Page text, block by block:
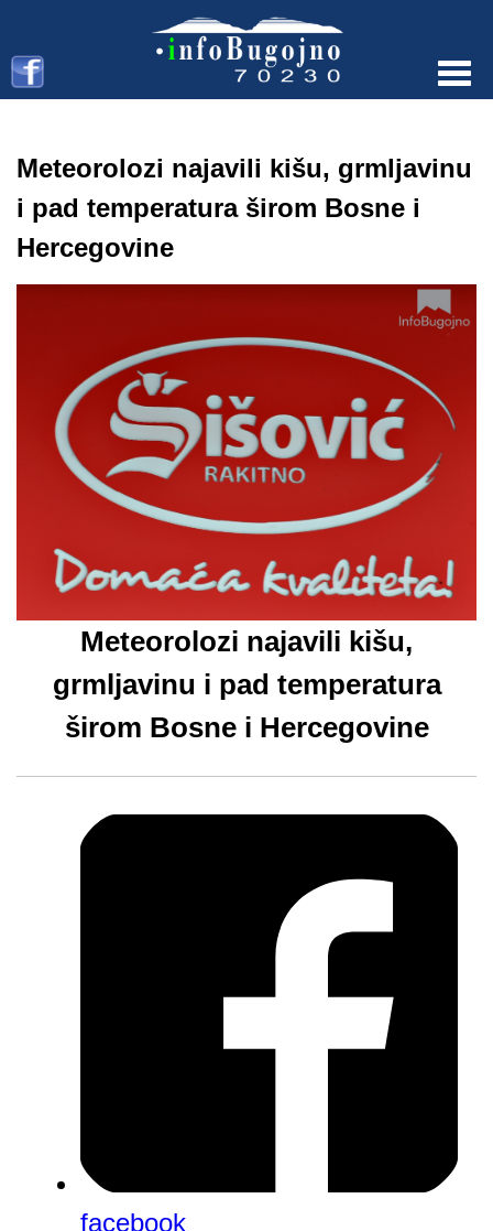
Meteorolozi najavili kišu, grmljavinu
i pad temperatura širom Bosne i
Hercegovine
Meteorolozi najavili kišu,
grmljavinu i pad temperatura
širom Bosne i Hercegovine
facebook